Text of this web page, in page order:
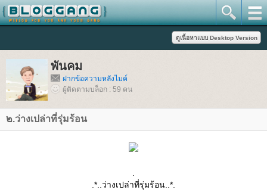
พันคม
ฝากข้อความหลังไมค์
ผู้ติดตามบล็อก : 59 คน
๒.ว่างเปล่าที่รุ่มร้อน
.*..ว่างเปล่าที่รุ่มร้อน..*.